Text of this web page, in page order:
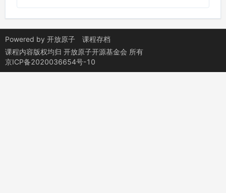
Powered by 开放原子
课程存档
课程内容版权均归 开放原子开源基金会 所有
京ICP备2020036654号-10